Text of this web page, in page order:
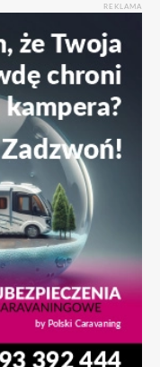
REKLAMA